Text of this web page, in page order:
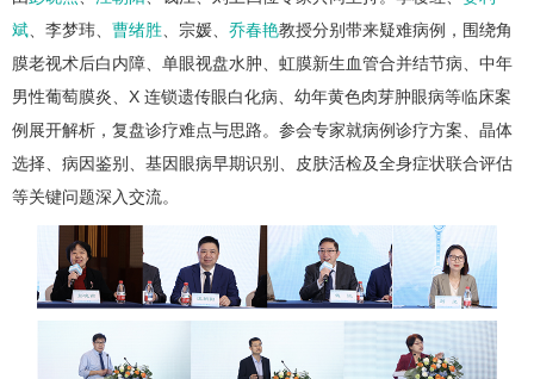
斌 、李梦玮、 曹绪胜 、宗媛、 乔春艳教授分别带来疑难病例，围绕角
膜老视术后白内障、单眼视盘水肿、虹膜新生血管合并结节病、中年
男性葡萄膜炎、X 连锁遗传眼白化病、幼年黄色肉芽肿眼病等临床案
例展开解析，复盘诊疗难点与思路。参会专家就病例诊疗方案、晶体
选择、病因鉴别、基因眼病早期识别、皮肤活检及全身症状联合评估
等关键问题深入交流。